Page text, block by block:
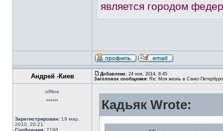
является городом
Андрей -Киев Добавлено: 24 ноя, 2014, 8:45
Заголовок сообщения: Re: Моя жизнь в Санкт-
offline
******
Зарегистрирован: 19 мар,
2010, 20:21
Сообщения: 2196
Кадьяк Wrote: